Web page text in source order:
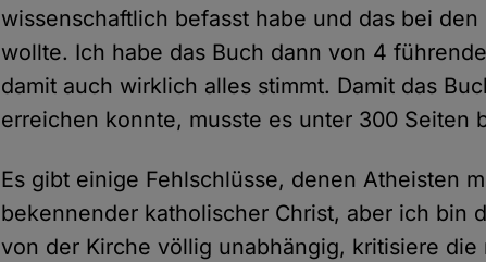
wissenschaftlich befasst habe und das bei
wollte. Ich habe das Buch dann von 4
damit auch wirklich alles stimmt. Damit das
erreichen konnte, musste es unter 300 Seiten
Es gibt einige Fehlschlüsse, denen Atheisten
bekennender katholischer Christ, aber ich bin
von der Kirche völlig unabhängig, kritisiere die